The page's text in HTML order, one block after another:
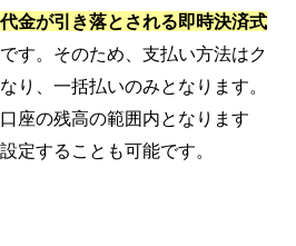
金が引き落とされる即時決済式
す。そのため、支払い方法はク
り、一括払いのみとなります。
座の残高の範囲内となります
定することも可能です。